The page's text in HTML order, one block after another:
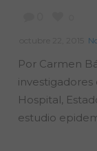
Por Carmen
investigadores
Hospital,
estudio